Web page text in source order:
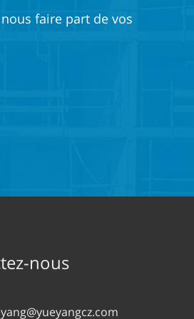
faire part de vos
nous